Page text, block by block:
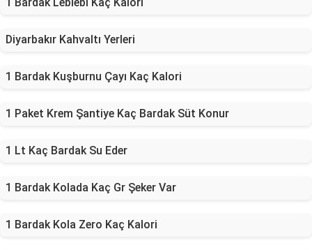
Diyarbakır Kahvaltı Yerleri
1 Bardak Kuşburnu Çayı Kaç Kalori
1 Paket Krem Şantiye Kaç Bardak Süt Konur
1 Lt Kaç Bardak Su Eder
1 Bardak Kolada Kaç Gr Şeker Var
1 Bardak Kola Zero Kaç Kalori